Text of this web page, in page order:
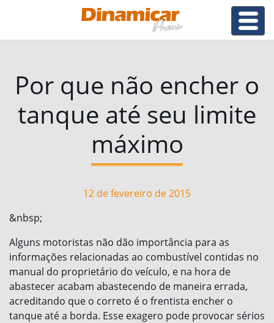
Por que não encher o
tanque até seu limite
máximo
12 de fevereiro de 2015
&nbsp;
Alguns motoristas não dão importância para as
informações relacionadas ao combustível contidas no
manual do proprietário do veículo, e na hora de
abastecer acabam abastecendo de maneira errada,
acreditando que o correto é o frentista encher o
tanque até a borda. Esse exagero pode provocar sérios